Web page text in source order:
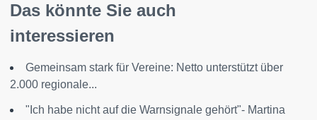
Das könnte Sie auch
interessieren
Gemeinsam stark für Vereine: Netto unterstützt über
2.000 regionale...
"Ich habe nicht auf die Warnsignale gehört"- Martina